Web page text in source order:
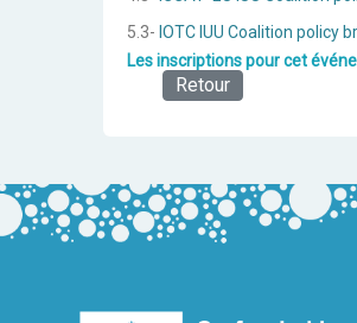
5.3- IOTC IUU Coalition policy
Les inscriptions pour cet
Retour